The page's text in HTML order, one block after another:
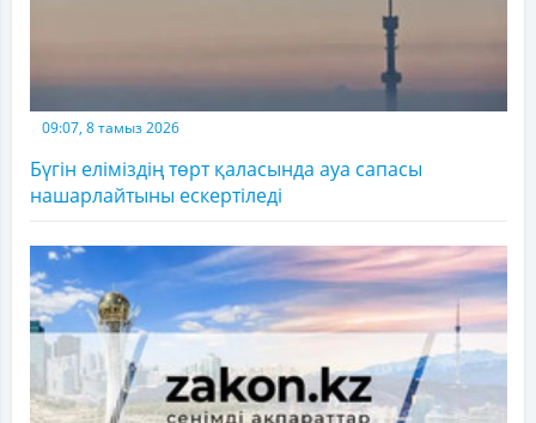
09:07, 8 тамыз 2026
Бүгін еліміздің төрт қаласында ауа сапасы
нашарлайтыны ескертіледі